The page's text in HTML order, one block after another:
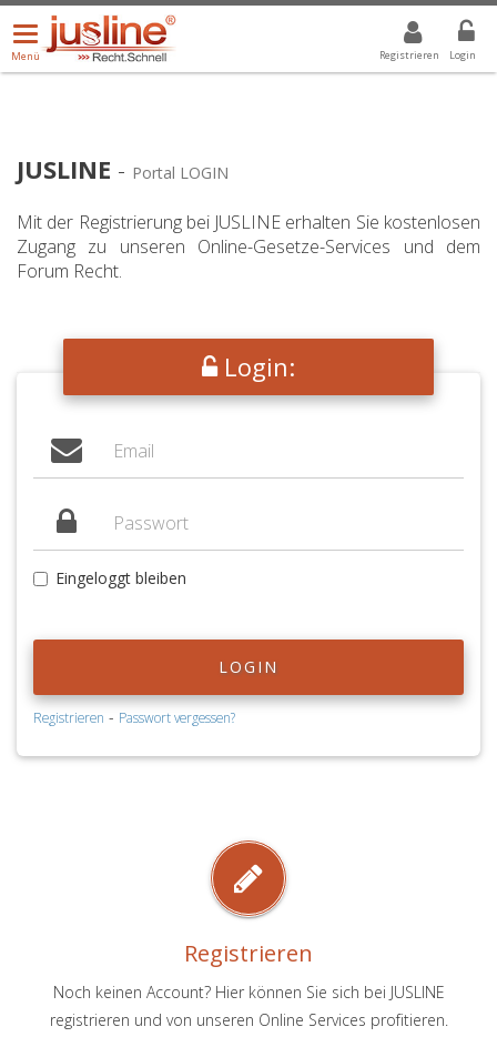
Registrieren Login
Menü
öffnen/schließen
Menü
ALLE DROPDOWN: GEWÄHLTER WERT IST ALLE
JUSLINE - Portal LOGIN
Mit der Registrierung bei JUSLINE erhalten Sie kostenlosen
Zugang zu unseren Online-Gesetze-Services und dem
Forum Recht.
Login:
Eingeloggt bleiben
LOGIN
Registrieren - Passwort vergessen?
Registrieren
Noch keinen Account? Hier können Sie sich bei JUSLINE
registrieren und von unseren Online Services profitieren.